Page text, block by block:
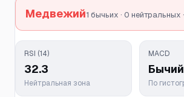
Медвежий1 бычьих · 0 нейтральных
RSI (14)
32.3
Нейтральная зона
MACD
Бычий
По